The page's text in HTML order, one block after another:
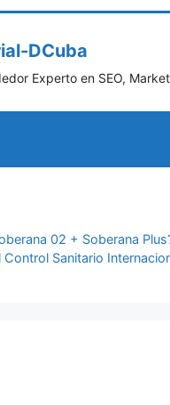
DCuba
Experto en SEO,
02 + Soberana
Sanitario